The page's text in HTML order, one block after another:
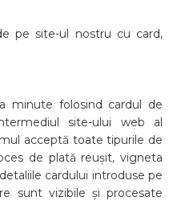
pe site-ul nostru cu card,
minute folosind cardul de
site-ului web al
acceptă toate tipurile de
de plată reușit, vigneta
cardului introduse pe
sunt vizibile și procesate